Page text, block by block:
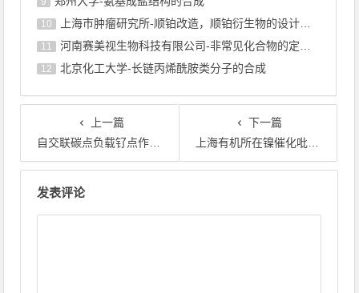
10 上海巿肿瘤研究所-顺铂改造，顺铂衍生物的设计合成
11 河南赛美视生物科技有限公司-非常见化合物的定制合成，工艺研发
12 北京化工大学-长链丙烯酰胺类分子的合成
上一篇
自交联碳点负载钌点作为一种高效稳定的全pH电解水产氢催化剂
下一篇
上海有机所在镍催化吡啶选择性C-H官能团化反应方面取得进展
发表评论